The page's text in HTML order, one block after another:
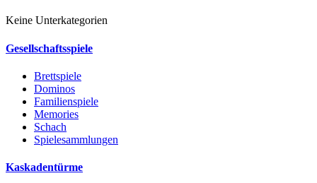
Keine Unterkategorien
Gesellschaftsspiele
Brettspiele
Dominos
Familienspiele
Memories
Schach
Spielesammlungen
Kaskadentürme